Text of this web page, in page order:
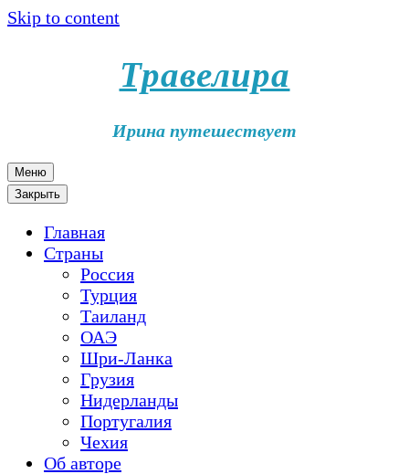
Skip to content
Травелира
Ирина путешествует
Меню
Закрыть
Главная
Страны
Россия
Турция
Таиланд
ОАЭ
Шри-Ланка
Грузия
Нидерланды
Португалия
Чехия
Об авторе